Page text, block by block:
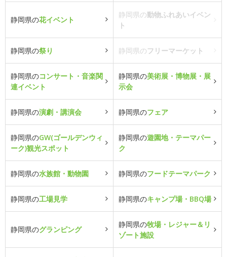
静岡県の花イベント
静岡県の動物ふれあいイベン
ト
静岡県の祭り 静岡県のフリーマーケット
静岡県のコンサート・音楽関
連イベント
静岡県の美術展・博物展・展
示会
静岡県の演劇・講演会 静岡県のフェア
静岡県のGW(ゴールデンウィ
ーク)観光スポット
静岡県の遊園地・テーマパー
ク
静岡県の水族館・動物園 静岡県のフードテーマパーク
静岡県の工場見学 静岡県のキャンプ場・BBQ場
静岡県のグランピング
静岡県の牧場・レジャー＆リ
ゾート施設